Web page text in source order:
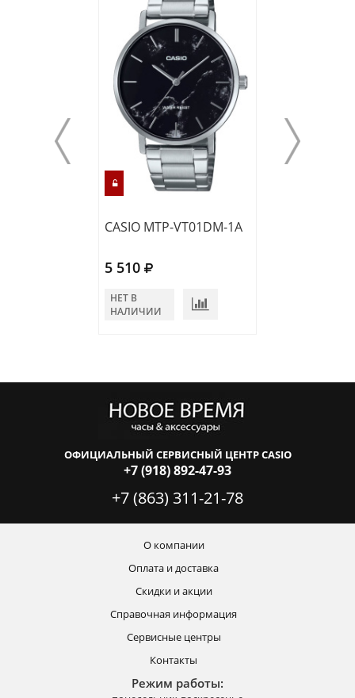
CASIO MTP-VT01DM-1A
5 510
НЕТ В
НАЛИЧИИ
ОФИЦИАЛЬНЫЙ СЕРВИСНЫЙ ЦЕНТР CASIO
+7 (918) 892-47-93
+7 (863) 311-21-78
О компании
Оплата и доставка
Скидки и акции
Справочная информация
Сервисные центры
Контакты
Режим работы: